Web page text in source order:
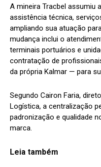
A mineira Tracbel assumiu
assistência técnica,
ampliando sua atuação
mudança inclui o
terminais portuários e
contratação de
da própria Kalmar — para
Segundo Cairon Faria,
Logística, a centralização
padronização e qualidade
marca.
Leia também